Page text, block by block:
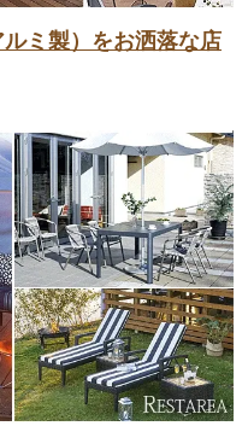
ミ製）をお洒落な店